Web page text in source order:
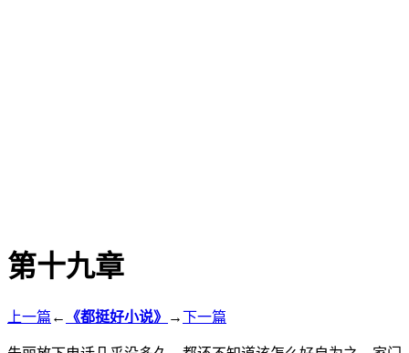
第十九章
上一篇 ← 《都挺好小说》 →下一篇